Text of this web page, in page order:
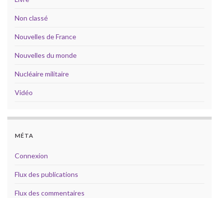
Non classé
Nouvelles de France
Nouvelles du monde
Nucléaire militaire
Vidéo
MÉTA
Connexion
Flux des publications
Flux des commentaires